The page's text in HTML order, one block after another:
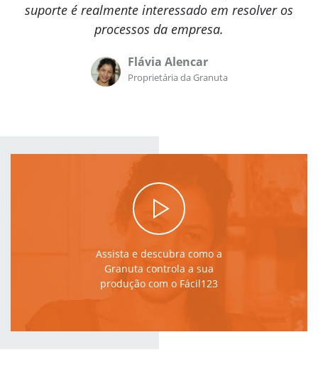
suporte é realmente interessado em resolver os
processos da empresa.
Flávia Alencar
Proprietária da Granuta
Assista e descubra como a
Granuta controla a sua
produção com o Fácil123